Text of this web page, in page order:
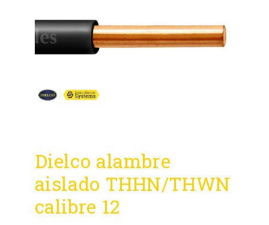
Dielco alambre
aislado THHN/THWN
calibre 12